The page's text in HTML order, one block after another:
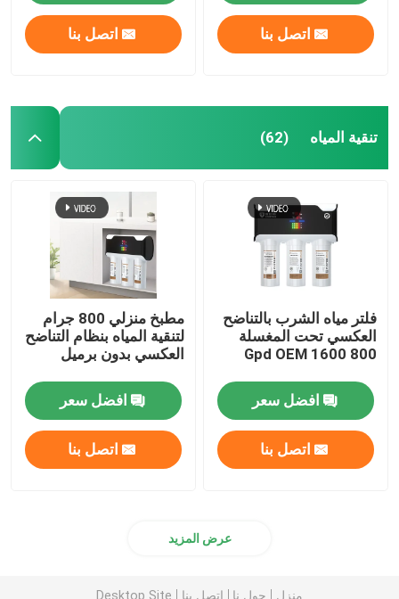
اتصل بنا اتصل بنا
تنقية المياه (62)
فلتر مياه الشرب بالتناضح
العكسي تحت المغسلة
800 1600 Gpd OEM
افضل سعر
اتصل بنا
مطبخ منزلي 800 جرام
لتنقية المياه بنظام التناضح
العكسي بدون برميل
افضل سعر
اتصل بنا
عرض المزيد
منزل حول نا اتصل بنا Desktop Site